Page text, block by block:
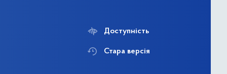
Доступність
Стара версія